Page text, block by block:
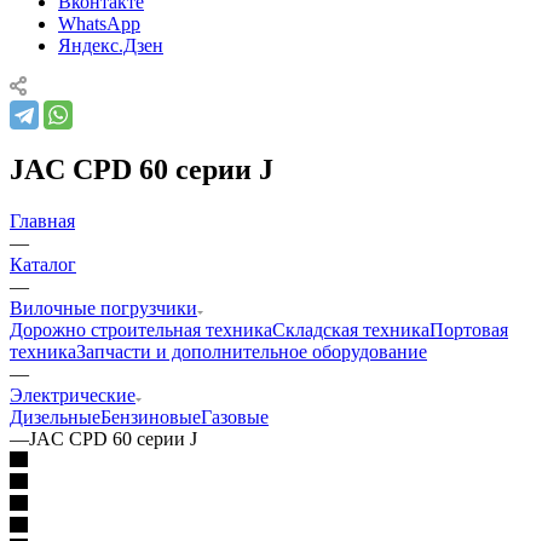
WhatsApp
Яндекс.Дзен
JAC CPD 60 серии J
Главная
—
Каталог
—
Вилочные погрузчики
Дорожно строительная техникаСкладская техникаПортовая
техникаЗапчасти и дополнительное оборудование
—
Электрические
ДизельныеБензиновыеГазовые
—JAC CPD 60 серии J